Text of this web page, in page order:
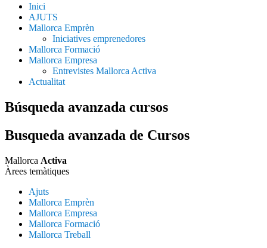
Inici
AJUTS
Mallorca Emprèn
Iniciatives emprenedores
Mallorca Formació
Mallorca Empresa
Entrevistes Mallorca Activa
Actualitat
Búsqueda avanzada cursos
Busqueda avanzada de Cursos
Mallorca Activa
Àrees temàtiques
Ajuts
Mallorca Emprèn
Mallorca Empresa
Mallorca Formació
Mallorca Treball